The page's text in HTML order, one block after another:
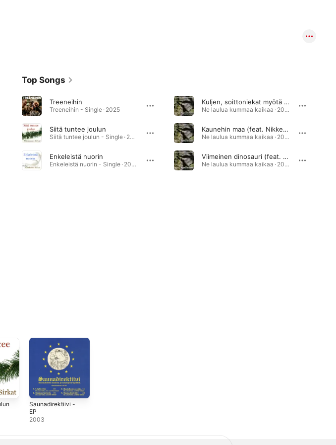
Top Songs
Treeneihin
Treeneihin - Single · 2025
Siitä tuntee joulun
Siitä tuntee joulun - Single · 2020
Enkeleistä nuorin
Enkeleistä nuorin - Single · 2020
Kuljen, soittoniekat myötä (feat. Nikke Isomöttönen)
Ne laulua kummaa kaikaa · 2012
Kaunehin maa (feat. Nikke Isomöttönen)
Ne laulua kummaa kaikaa · 2012
Viimeinen dinosauri (feat. Nikke Isomöttönen)
Ne laulua kummaa kaikaa · 2012
Saunadirektiivi -
EP
2003